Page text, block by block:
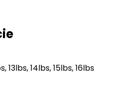
13lbs, 14lbs, 15lbs, 16lbs